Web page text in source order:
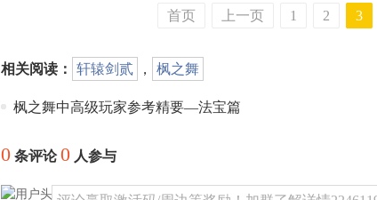
首页 上一页 1 2 3
相关阅读： 轩辕剑贰 ， 枫之舞
枫之舞中高级玩家参考精要—法宝篇
0 条评论0 人参与